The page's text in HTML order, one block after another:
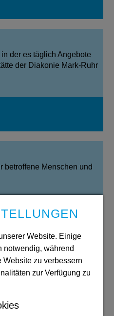
der es täglich Angebote
der Diakonie Mark-Ruhr
betroffene Menschen und
fachlich
um das Thema Pflege.
Website. Einige
notwendig, während
Website zu verbessern
zur Verfügung zu